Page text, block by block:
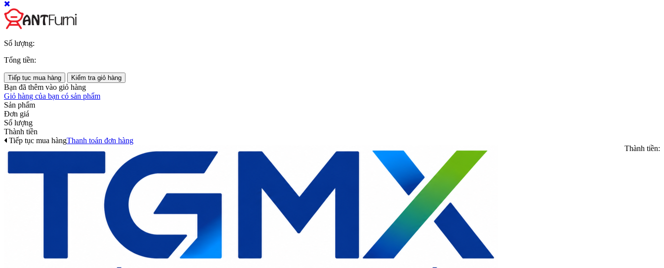
Số lượng:
Tổng tiền:
Tiếp tục mua hàng Kiểm tra giỏ hàng
Bạn đã thêm vào giỏ hàng
Giỏ hàng của bạn có sản phẩm
Sản phẩm
Đơn giá
Số lượng
Thành tiền
Tiếp tục mua hàng
Thành tiền:
Thanh toán đơn hàng